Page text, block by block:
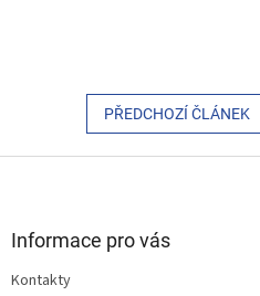
PŘEDCHOZÍ ČLÁNEK
Informace pro vás
Kontakty